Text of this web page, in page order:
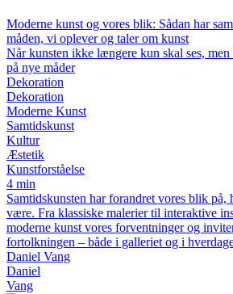
Moderne kunst og vores blik: Sådan har
måden, vi oplever og taler om kunst
Når kunsten ikke længere kun skal ses,
på nye måder
Dekoration
Dekoration
Moderne Kunst
Samtidskunst
Kultur
Æstetik
Kunstforståelse
4 min
Samtidskunsten har forandret vores blik på,
være. Fra klassiske malerier til interaktive
moderne kunst vores forventninger og
fortolkningen – både i galleriet og i
Daniel Vang
Daniel
Vang